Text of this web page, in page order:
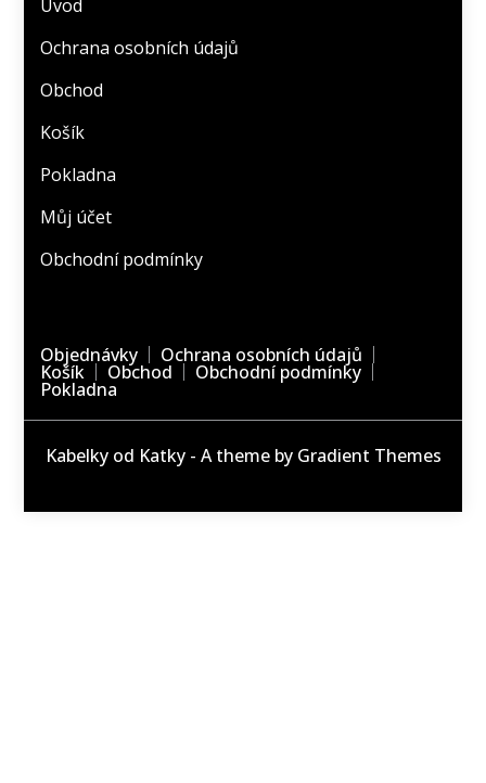
Úvod
Ochrana osobních údajů
Obchod
Košík
Pokladna
Můj účet
Obchodní podmínky
Objednávky Ochrana osobních údajů
Košík Obchod Obchodní podmínky
Pokladna
Kabelky od Katky - A theme by Gradient Themes